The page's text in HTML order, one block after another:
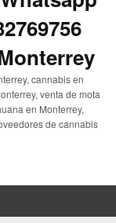
cannabis en
venta de mota
en Monterrey,
de cannabis